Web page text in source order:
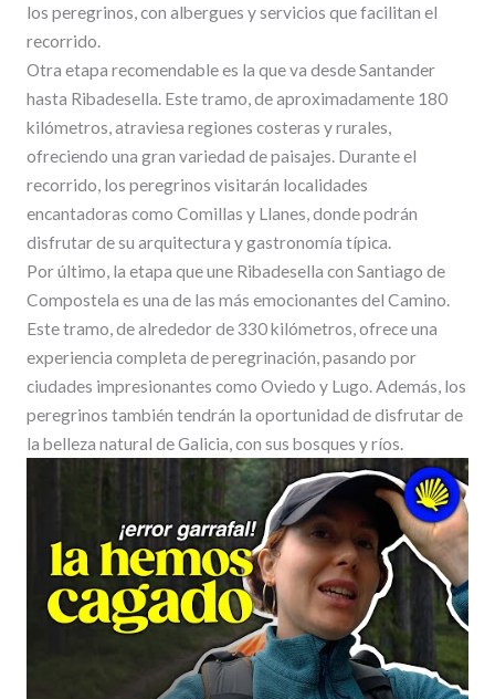
los peregrinos, con albergues y servicios que facilitan el
recorrido.
Otra etapa recomendable es la que va desde Santander
hasta Ribadesella. Este tramo, de aproximadamente 180
kilómetros, atraviesa regiones costeras y rurales,
ofreciendo una gran variedad de paisajes. Durante el
recorrido, los peregrinos visitarán localidades
encantadoras como Comillas y Llanes, donde podrán
disfrutar de su arquitectura y gastronomía típica.
Por último, la etapa que une Ribadesella con Santiago de
Compostela es una de las más emocionantes del Camino.
Este tramo, de alrededor de 330 kilómetros, ofrece una
experiencia completa de peregrinación, pasando por
ciudades impresionantes como Oviedo y Lugo. Además, los
peregrinos también tendrán la oportunidad de disfrutar de
la belleza natural de Galicia, con sus bosques y ríos.